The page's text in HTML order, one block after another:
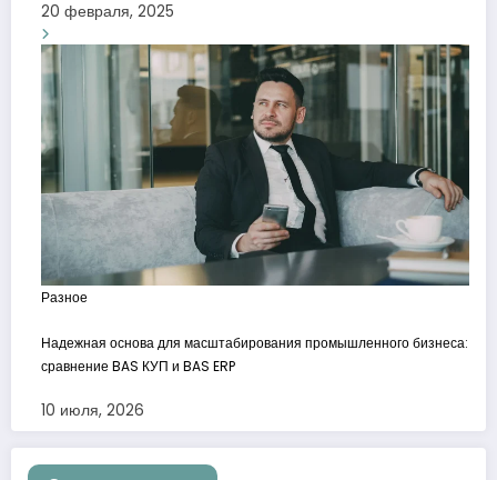
20 февраля, 2025
Разное
Надежная основа для масштабирования промышленного бизнеса:
сравнение BAS КУП и BAS ERP
10 июля, 2026